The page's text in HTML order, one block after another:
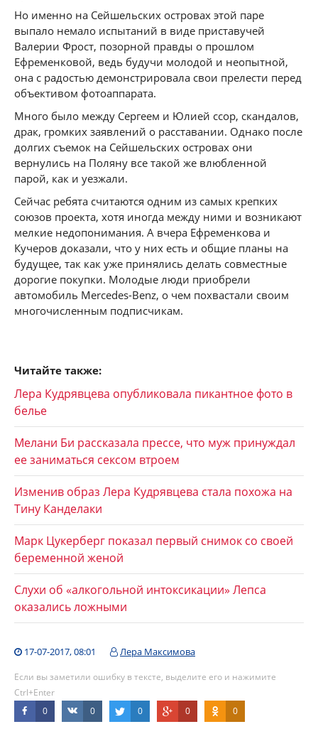
Но именно на Сейшельских островах этой паре
выпало немало испытаний в виде приставучей
Валерии Фрост, позорной правды о прошлом
Ефременковой, ведь будучи молодой и неопытной,
она с радостью демонстрировала свои прелести перед
объективом фотоаппарата.
Много было между Сергеем и Юлией ссор, скандалов,
драк, громких заявлений о расставании. Однако после
долгих съемок на Сейшельских островах они
вернулись на Поляну все такой же влюбленной
парой, как и уезжали.
Сейчас ребята считаются одним из самых крепких
союзов проекта, хотя иногда между ними и возникают
мелкие недопонимания. А вчера Ефременкова и
Кучеров доказали, что у них есть и общие планы на
будущее, так как уже принялись делать совместные
дорогие покупки. Молодые люди приобрели
автомобиль Mercedes-Benz, о чем похвастали своим
многочисленным подписчикам.
Читайте также:
Лера Кудрявцева опубликовала пикантное фото в
белье
Мелани Би рассказала прессе, что муж принуждал
ее заниматься сексом втроем
Изменив образ Лера Кудрявцева стала похожа на
Тину Канделаки
Марк Цукерберг показал первый снимок со своей
беременной женой
Слухи об «алкогольной интоксикации» Лепса
оказались ложными
17-07-2017, 08:01 Лера Максимова
Если вы заметили ошибку в тексте, выделите его и нажимите
Ctrl+Enter
0
0 0 0 0